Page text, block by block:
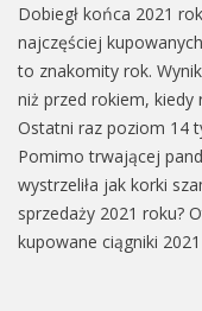
Dobiegł końca 2021
najczęściej
to znakomity rok.
niż przed rokiem, kiedy
Ostatni raz poziom 14
Pomimo trwającej
wystrzeliła jak korki
sprzedaży 2021 roku?
kupowane ciągniki